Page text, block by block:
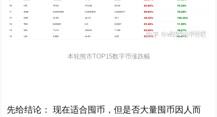
本轮熊市TOP15数字币涨跌幅
先给结论： 现在适合囤币，但是否大量囤币因人而